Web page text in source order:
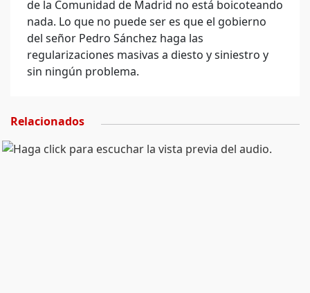
de la Comunidad de Madrid no está boicoteando
nada. Lo que no puede ser es que el gobierno
del señor Pedro Sánchez haga las
regularizaciones masivas a diesto y siniestro y
sin ningún problema.
Relacionados